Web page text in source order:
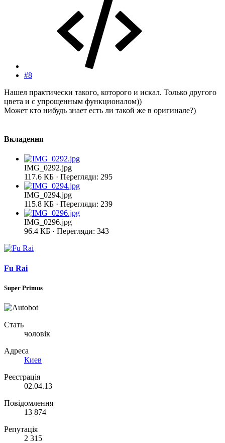
#8
Нашел практически такого, которого и искал. Только другого
цвета и с упрощенным функционалом))
Может кто нибудь знает есть ли такой же в оригинале?)
Вкладення
IMG_0292.jpg
117.6 КБ · Перегляди: 295
IMG_0294.jpg
115.8 КБ · Перегляди: 239
IMG_0296.jpg
96.4 КБ · Перегляди: 343
Fu Rai
Super Primus
Стать
чоловік
Адреса
Киев
Реєстрація
02.04.13
Повідомлення
13 874
Репутація
2 315